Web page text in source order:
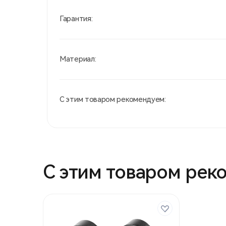
Гарантия:
Материал:
С этим товаром рекомендуем:
С этим товаром